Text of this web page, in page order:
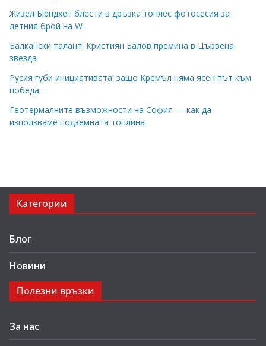
Жизел Бюндхен блести в дръзка топлес фотосесия за
летния брой на W
Балкански талант: Кристиян Балов премина в Цървена
звезда
Русия губи инициативата: защо Кремъл няма ясен път към
победа
Геотермалните възможности на София — как да
използваме подземната топлина
Категории
Блог
Новини
Полезни връзки
За нас